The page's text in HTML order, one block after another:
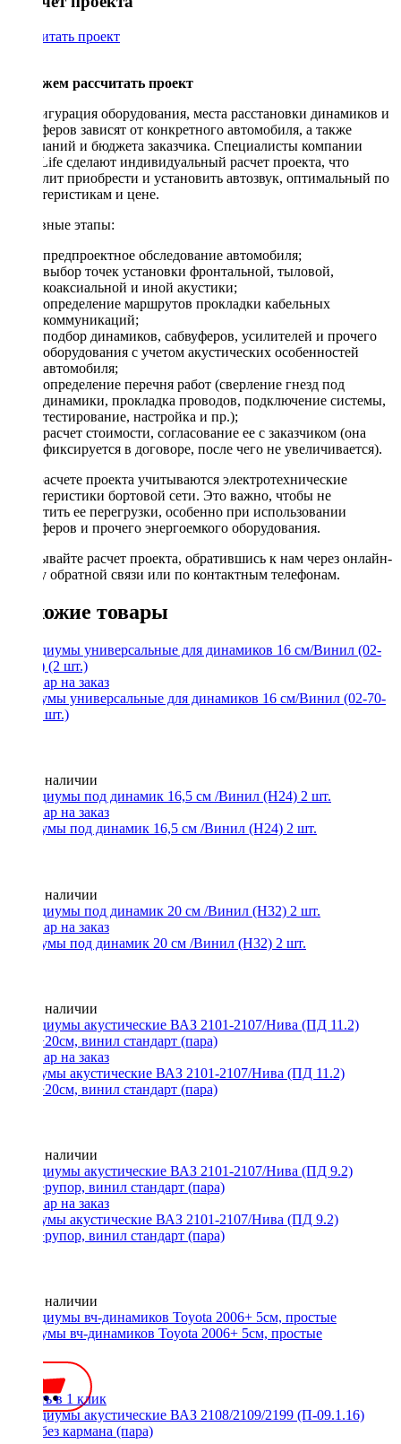
Рассчитать проект
Поможем рассчитать проект
Конфигурация оборудования, места расстановки динамиков и
сабвуферов зависят от конкретного автомобиля, а также
пожеланий и бюджета заказчика. Специалисты компании
DriveLife сделают индивидуальный расчет проекта, что
позволит приобрести и установить автозвук, оптимальный по
характеристикам и цене.
Основные этапы:
предпроектное обследование автомобиля;
выбор точек установки фронтальной, тыловой,
коаксиальной и иной акустики;
определение маршрутов прокладки кабельных
коммуникаций;
подбор динамиков, сабвуферов, усилителей и прочего
оборудования с учетом акустических особенностей
автомобиля;
определение перечня работ (сверление гнезд под
динамики, прокладка проводов, подключение системы,
тестирование, настройка и пр.);
расчет стоимости, согласование ее с заказчиком (она
фиксируется в договоре, после чего не увеличивается).
При расчете проекта учитываются электротехнические
характеристики бортовой сети. Это важно, чтобы не
допустить ее перегрузки, особенно при использовании
сабвуферов и прочего энергоемкого оборудования.
Заказывайте расчет проекта, обратившись к нам через онлайн-
форму обратной связи или по контактным телефонам.
Похожие товары
Подиумы универсальные для динамиков 16 см/Винил (02-70-
08) (2 шт.)
Нет в наличии
Подиумы под динамик 16,5 см /Винил (Н24) 2 шт.
Нет в наличии
Подиумы под динамик 20 см /Винил (Н32) 2 шт.
Нет в наличии
Подиумы акустические ВАЗ 2101-2107/Нива (ПД 11.2)
20см+20см, винил стандарт (пара)
Нет в наличии
Подиумы акустические ВАЗ 2101-2107/Нива (ПД 9.2)
20см+рупор, винил стандарт (пара)
Нет в наличии
Подиумы вч-динамиков Toyota 2006+ 5см, простые
Купить в 1 клик